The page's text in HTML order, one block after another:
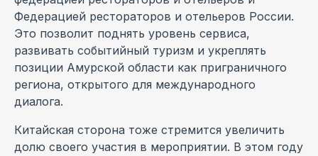
Федерацией рестораторов и отельеров России.
Это позволит поднять уровень сервиса,
развивать событийный туризм и укреплять
позиции Амурской области как приграничного
региона, открытого для международного
диалога.
Китайская сторона тоже стремится увеличить
долю своего участия в мероприятии. В этом году